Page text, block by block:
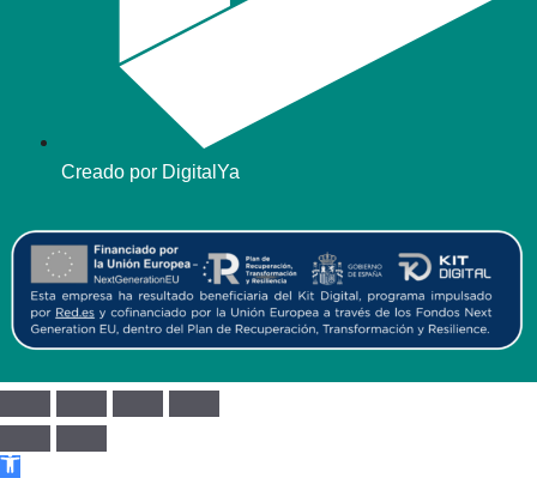
Creado por DigitalYa
Abrir barra de herramientas